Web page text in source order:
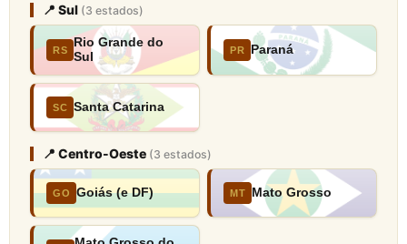
📍 Sul (3 estados)
RS
Rio Grande do
Sul
PR Paraná
SC Santa Catarina
📍 Centro-Oeste (3 estados)
GO Goiás (e DF) MT Mato Grosso